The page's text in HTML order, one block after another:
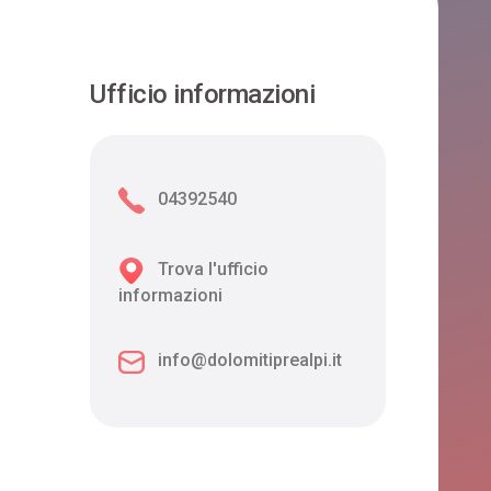
Ufficio informazioni
04392540
Trova l'ufficio
informazioni
info@dolomitiprealpi.it